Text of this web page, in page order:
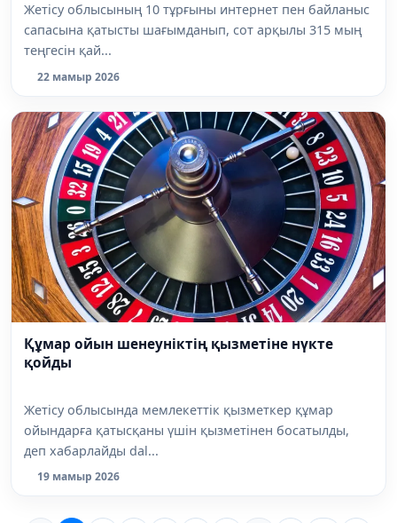
Жетісу облысының 10 тұрғыны интернет пен байланыс
сапасына қатысты шағымданып, сот арқылы 315 мың
теңгесін қай...
22 мамыр 2026
Құмар ойын шенеуніктің қызметіне нүкте
қойды
Жетісу облысында мемлекеттік қызметкер құмар
ойындарға қатысқаны үшін қызметінен босатылды,
деп хабарлайды dal...
19 мамыр 2026